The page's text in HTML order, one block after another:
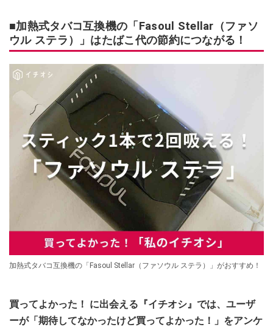
■加熱式タバコ互換機の「Fasoul Stellar（ファソ
ウル ステラ）」はたばこ代の節約につながる！
加熱式タバコ互換機の「Fasoul Stellar（ファソウル ステラ）」がおすすめ！
買ってよかった！ に出会える『イチオシ』では、ユーザ
ーが「期待してなかったけど買ってよかった！」をアンケ